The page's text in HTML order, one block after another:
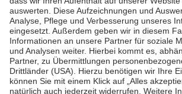
Handel
Vertriebsbedingungen